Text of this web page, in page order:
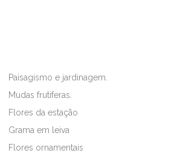
Paisagismo e jardinagem.
Mudas frutíferas.
Flores da estação
Grama em leiva
Flores ornamentais